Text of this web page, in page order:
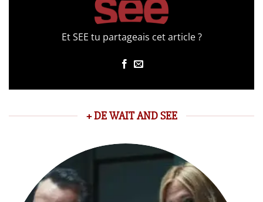
Et SEE tu partageais cet article ?
+ DE WAIT AND SEE